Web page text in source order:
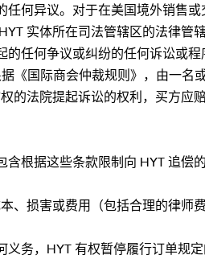
何异议。对于在美国境外销售或
实体所在司法管辖区的法律管
任何争议或纠纷的任何诉讼或
《国际商会仲裁规则》，由一名
的法院提起诉讼的权利，买方应
根据这些条款限制向 HYT 追
损害或费用（包括合理的律师
务，HYT 有权暂停履行订单规